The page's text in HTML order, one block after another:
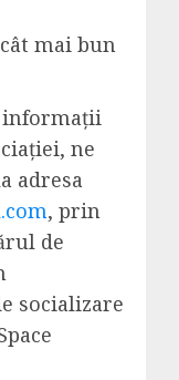
mai bun
informații
ne
adresa
, prin
de
socializare